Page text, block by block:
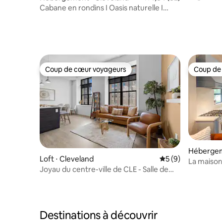
Cabane en rondins I Oasis naturelle I
Coup de cœur voyageurs
Coup de cœur voyageurs
Loft ⋅ Cleveland Évaluation
5 (9)
Joyau du centre-ville de CLE - Salle de
Coup
Coup
La
Destinations à découvrir